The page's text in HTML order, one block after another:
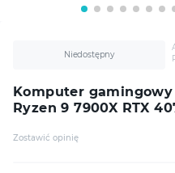
Komputer gamingowy
Ryzen 9 7900X RTX
Niedostępny
Zostawić opinię